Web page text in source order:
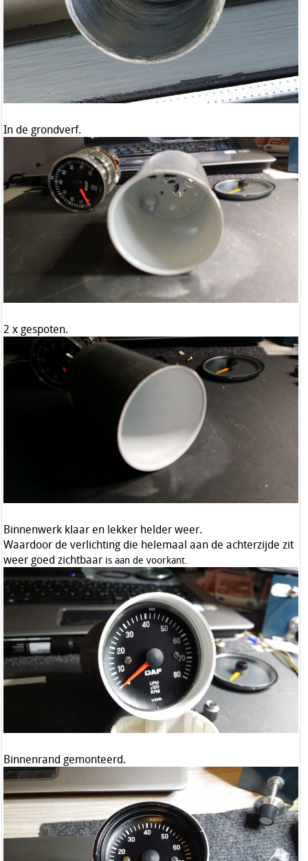
In de grondverf.
2 x gespoten.
Binnenwerk klaar en lekker helder weer.
Waardoor de verlichting die helemaal aan de achterzijde zit
weer goed zichtbaar is aan de voorkant.
Binnenrand gemonteerd.